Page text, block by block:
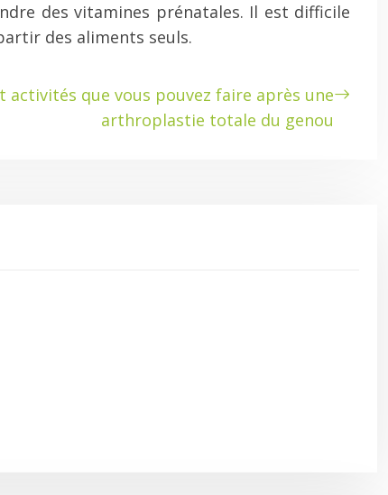
des vitamines prénatales. Il est difficile
des aliments seuls.
activités que vous pouvez faire après une
arthroplastie totale du genou